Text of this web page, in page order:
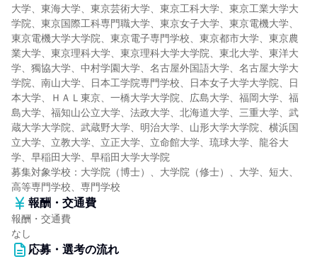
大学、東海大学、東京芸術大学、東京工科大学、東京工業大学大
学院、東京国際工科専門職大学、東京女子大学、東京電機大学、
東京電機大学大学院、東京電子専門学校、東京都市大学、東京農
業大学、東京理科大学、東京理科大学大学院、東北大学、東洋大
学、獨協大学、中村学園大学、名古屋外国語大学、名古屋大学大
学院、南山大学、日本工学院専門学校、日本女子大学大学院、日
本大学、ＨＡＬ東京、一橋大学大学院、広島大学、福岡大学、福
島大学、福知山公立大学、法政大学、北海道大学、三重大学、武
蔵大学大学院、武蔵野大学、明治大学、山形大学大学院、横浜国
立大学、立教大学、立正大学、立命館大学、琉球大学、龍谷大
学、早稲田大学、早稲田大学大学院
募集対象学校：大学院（博士）、大学院（修士）、大学、短大、
高等専門学校、専門学校
報酬・交通費
報酬・交通費
なし
応募・選考の流れ